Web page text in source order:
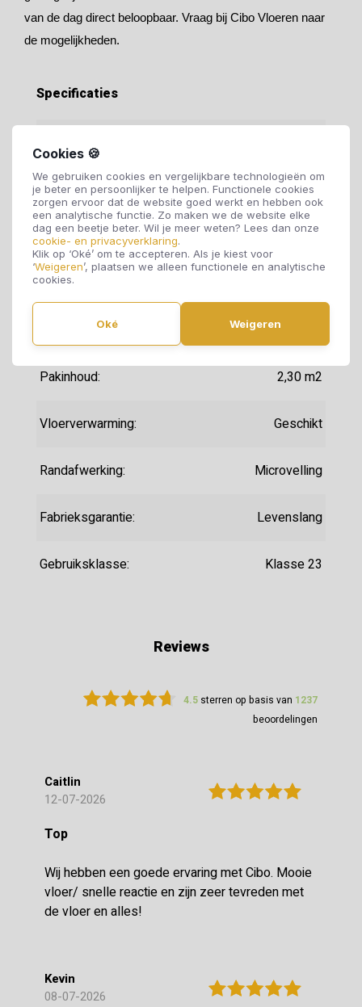
Cookies 🍪
We gebruiken cookies en vergelijkbare technologieën om
je beter en persoonlijker te helpen. Functionele cookies
zorgen ervoor dat de website goed werkt en hebben ook
een analytische functie. Zo maken we de website elke
dag een beetje beter. Wil je meer weten? Lees dan onze
cookie- en privacyverklaring.
Klik op ‘Oké’ om te accepteren. Als je kiest voor
‘Weigeren’, plaatsen we alleen functionele en analytische
cookies.
Oké Weigeren
van de dag direct beloopbaar. Vraag bij Cibo Vloeren naar
de mogelijkheden.
Specificaties
Soort vloer:
Motief: Loose Lay
Dikte: 5 mm
Breedte:
1530 mm
Pakinhoud: 2,30 m2
Vloerverwarming: Geschikt
Randafwerking: Microvelling
Fabrieksgarantie: Levenslang
Gebruiksklasse: Klasse 23
Reviews
4.5 sterren op basis van 1237
beoordelingen
Caitlin
12-07-2026
Top
Wij hebben een goede ervaring met Cibo. Mooie
vloer/ snelle reactie en zijn zeer tevreden met
de vloer en alles!
Kevin
08-07-2026